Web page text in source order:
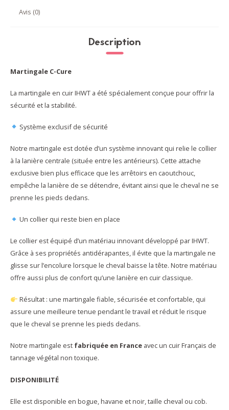
Avis (0)
Description
Martingale C-Cure
La martingale en cuir IHWT a été spécialement conçue pour offrir la
sécurité et la stabilité.
Système exclusif de sécurité
Notre martingale est dotée d’un système innovant qui relie le collier
à la lanière centrale (située entre les antérieurs). Cette attache
exclusive bien plus efficace que les arrêtoirs en caoutchouc,
empêche la lanière de se détendre, évitant ainsi que le cheval ne se
prenne les pieds dedans.
Un collier qui reste bien en place
Le collier est équipé d’un matériau innovant développé par IHWT.
Grâce à ses propriétés antidérapantes, il évite que la martingale ne
glisse sur l’encolure lorsque le cheval baisse la tête. Notre matériau
offre aussi plus de confort qu’une lanière en cuir classique.
Résultat : une martingale fiable, sécurisée et confortable, qui
assure une meilleure tenue pendant le travail et réduit le risque
que le cheval se prenne les pieds dedans.
Notre martingale est fabriquée en France avec un cuir Français de
tannage végétal non toxique.
DISPONIBILITÉ
Elle est disponible en bogue, havane et noir, taille cheval ou cob.